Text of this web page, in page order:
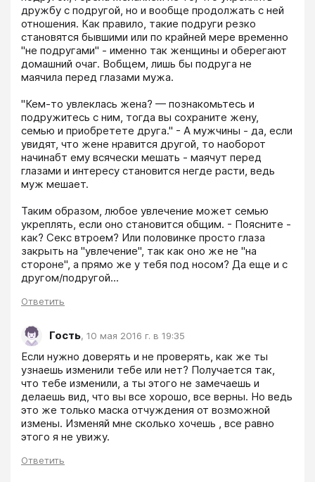
дружбу с подругой, но и вообще продолжать с ней
отношения. Как правило, такие подруги резко
становятся бывшими или по крайней мере временно
"не подругами" - именно так женщины и оберегают
домашний очаг. Вобщем, лишь бы подруга не
маячила перед глазами мужа.
"Кем-то увлеклась жена? — познакомьтесь и
подружитесь с ним, тогда вы сохраните жену,
семью и приобретете друга." - А мужчины - да, если
увидят, что жене нравится другой, то наоборот
начинабт ему всячески мешать - маячут перед
глазами и интересу становится негде расти, ведь
муж мешает.
Таким образом, любое увлечение может семью
укреплять, если оно становится общим. - Поясните -
как? Секс втроем? Или половинке просто глаза
закрыть на "увлечение", так как оно же не "на
стороне", а прямо же у тебя под носом? Да еще и с
другом/подругой...
Ответить
Гость, 10 мая 2016 г. в 19:35
Если нужно доверять и не проверять, как же ты
узнаешь изменили тебе или нет? Получается так,
что тебе изменили, а ты этого не замечаешь и
делаешь вид, что вы все хорошо, все верны. Но ведь
это же только маска отчуждения от возможной
измены. Изменяй мне сколько хочешь , все равно
этого я не увижу.
Ответить